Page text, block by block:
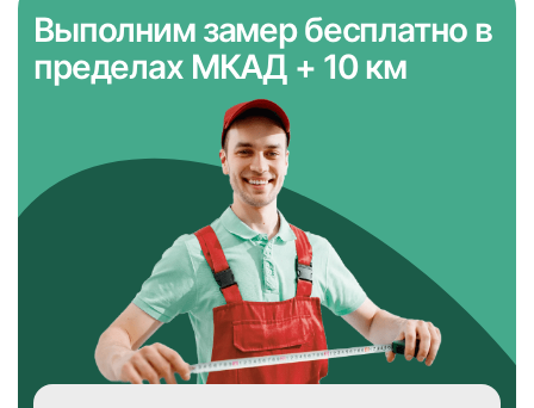
Выполним замер бесплатно в
пределах МКАД + 10 км